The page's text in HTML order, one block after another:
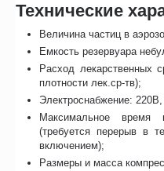
Технические
Величина частиц в
Емкость резервуара
Расход лекарственных
плотности лек.ср-тв);
Электроснабжение: 220В,
Максимальное время
(требуется перерыв в
включением);
Размеры и масса